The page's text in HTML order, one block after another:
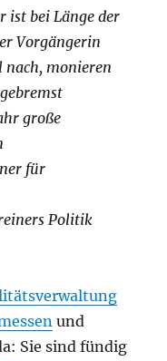
ist bei Länge der
Vorgängerin
monieren
große
für
Politik
und
Sie sind fündig